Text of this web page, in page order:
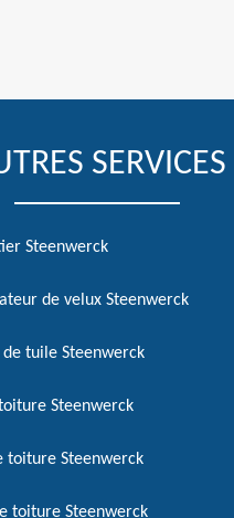
SERVICES
Steenwerck
de velux Steenwerck
tuile Steenwerck
Steenwerck
toiture Steenwerck
toiture Steenwerck